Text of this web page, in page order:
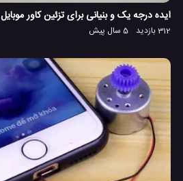
ایده درجه یک و بنیانی برای تزئین کاور موبایل
312 بازدید 5 سال پیش